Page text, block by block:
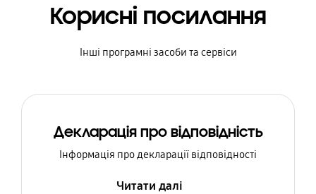
Корисні посилання
Інші програмні засоби та сервіси
Декларація про відповідність
Інформація про декларації відповідності
Читати далі